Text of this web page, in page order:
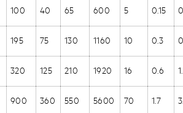
100 40 65 600 5 0.15
195 75 130 1160 10 0.3
320 125 210 1920 16 0.6
900 360 550 5600 70 1.7